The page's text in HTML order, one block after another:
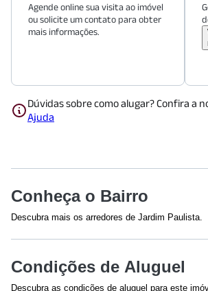
Agende online sua visita ao imóvel
ou solicite um contato para obter
mais informações.
Dúvidas sobre como alugar? Confira a
Ajuda
Conheça o Bairro
Descubra mais os arredores de Jardim Paulista.
Shopping Cidade São Paulo(1038m)
Shopping Center 3
m)
Condições de Aluguel
Descubra as condições de aluguel para este